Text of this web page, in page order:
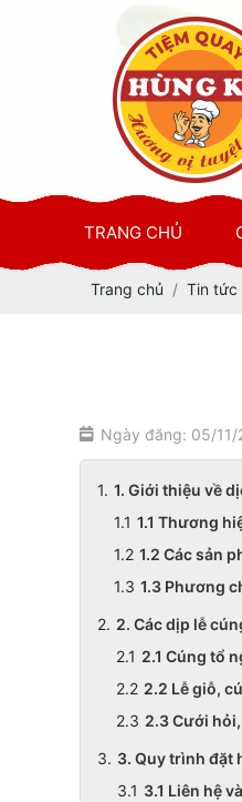
TRANG CHỦ
Trang chủ Tin tức
Ngày đăng: 05/11/
1. Giới thiệu về
1.1 Thương
1.2 Các sản
1.3 Phương
2. Các dịp lễ
2.1 Cúng tổ
2.2 Lễ giỗ,
2.3 Cưới
3. Quy trình đặt
3.1 Liên hệ